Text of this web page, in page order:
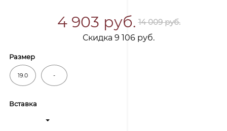
4 903 руб. 14 009 руб.
Скидка 9 106 руб.
Размер
19.0 -
Вставка